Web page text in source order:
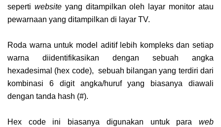
seperti websiteyang ditampilkan oleh layar monitor atau
pewarnaan yang ditampilkan di layar TV.
Roda warna untuk model aditif lebih kompleks dan setiap
warna diidentifikasikan dengan sebuah angka
hexadesimal (hex code), sebuah bilangan yang terdiri dari
kombinasi 6 digit angka/huruf yang biasanya diawali
dengan tanda hash (#).
Hex code ini biasanya digunakan untuk para web